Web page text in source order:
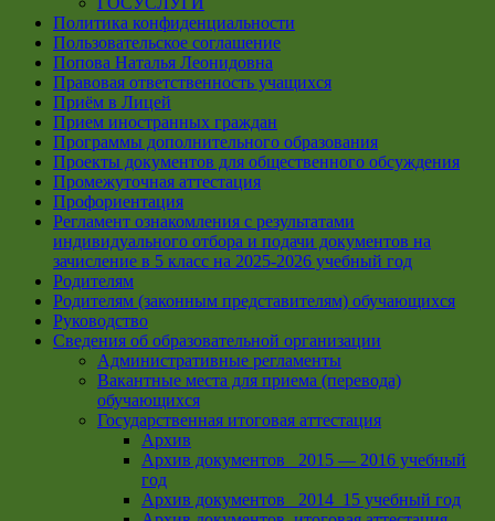
Политика конфиденциальности
Пользовательское соглашение
Попова Наталья Леонидовна
Правовая ответственность учащихся
Приём в Лицей
Прием иностранных граждан
Программы дополнительного образования
Проекты документов для общественного обсуждения
Промежуточная аттестация
Профориентация
Регламент ознакомления с результатами
индивидуального отбора и подачи документов на
зачисление в 5 класс на 2025-2026 учебный год
Родителям
Родителям (законным представителям) обучающихся
Руководство
Сведения об образовательной организации
Административные регламенты
Вакантные места для приема (перевода)
обучающихся
Государственная итоговая аттестация
Архив
Архив документов _2015 — 2016 учебный
год
Архив документов_ 2014_15 учебный год